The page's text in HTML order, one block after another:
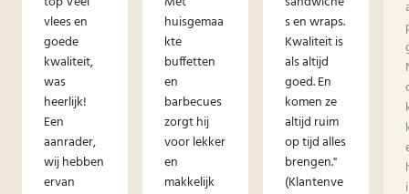
vlees en
goede
kwaliteit,
was
heerlijk!
Een
aanrader,
wij hebben
ervan
huisgemaa
kte
buffetten
en
barbecues
zorgt hij
voor lekker
en
makkelijk
s en wraps.
Kwaliteit is
als altijd
goed. En
komen ze
altijd ruim
op tijd alles
brengen."
(Klantenve